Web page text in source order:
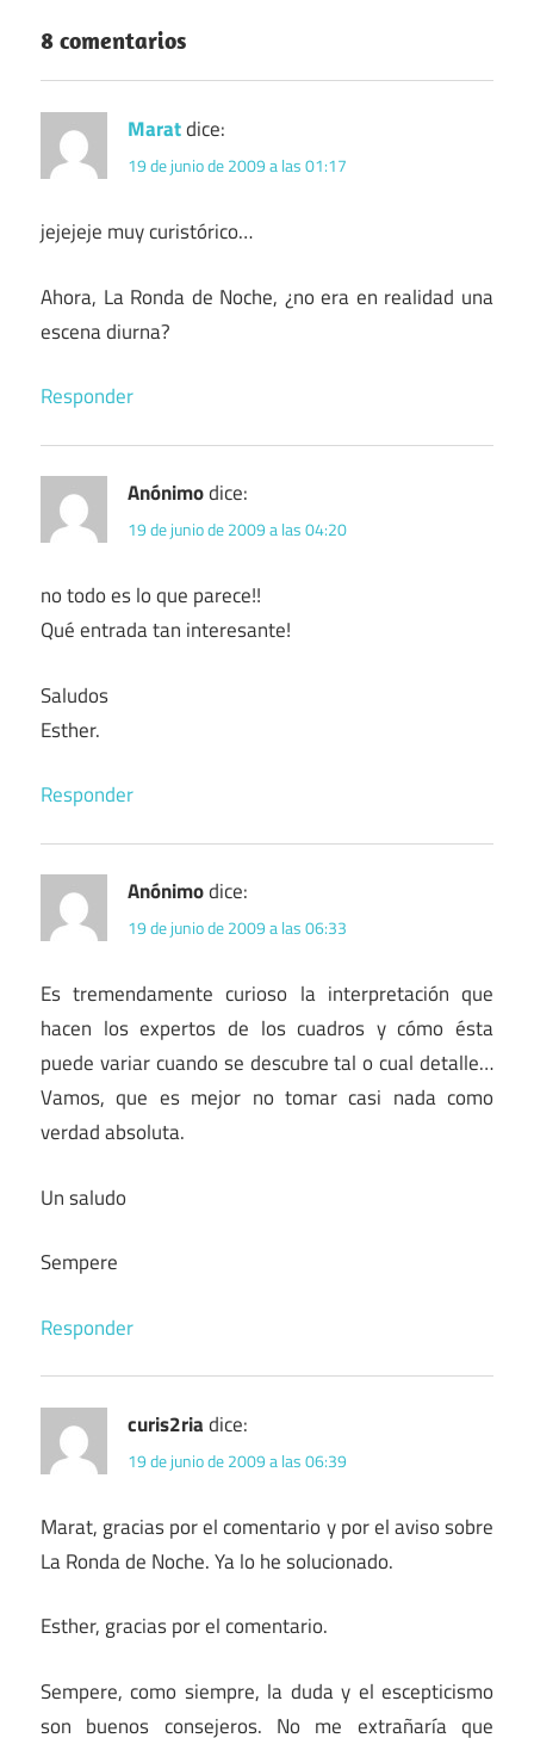
8 comentarios
Maratdice:
19 de junio de 2009 a las 01:17
jejejeje muy curistórico…
Ahora, La Ronda de Noche, ¿no era en realidad una
escena diurna?
Responder
Anónimodice:
19 de junio de 2009 a las 04:20
no todo es lo que parece!!
Qué entrada tan interesante!
Saludos
Esther.
Responder
Anónimodice:
19 de junio de 2009 a las 06:33
Es tremendamente curioso la interpretación que
hacen los expertos de los cuadros y cómo ésta
puede variar cuando se descubre tal o cual detalle…
Vamos, que es mejor no tomar casi nada como
verdad absoluta.
Un saludo
Sempere
Responder
curis2riadice:
19 de junio de 2009 a las 06:39
Marat, gracias por el comentario y por el aviso sobre
La Ronda de Noche. Ya lo he solucionado.
Esther, gracias por el comentario.
Sempere, como siempre, la duda y el escepticismo
son buenos consejeros. No me extrañaría que